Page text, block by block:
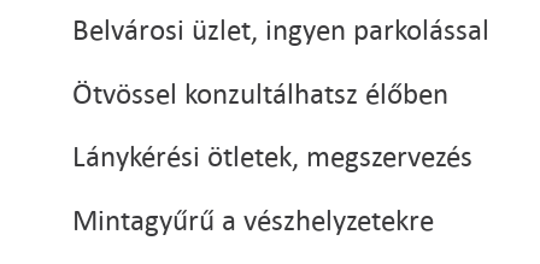
Belvárosi üzlet, ingyen parkolással
Ötvössel konzultálhatsz élőben
Lánykérési ötletek, megszervezés
Mintagyűrű a vészhelyzetekre